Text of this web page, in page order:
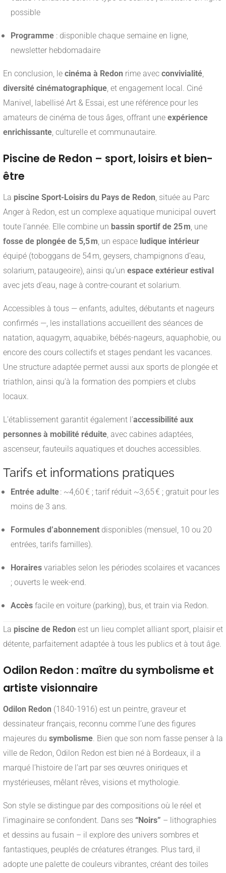
possible
Programme : disponible chaque semaine en ligne,
newsletter hebdomadaire
En conclusion, le cinéma à Redon rime avec convivialité,
diversité cinématographique, et engagement local. Ciné
Manivel, labellisé Art & Essai, est une référence pour les
amateurs de cinéma de tous âges, offrant une expérience
enrichissante, culturelle et communautaire.
Piscine de Redon – sport, loisirs et bien-
être
La piscine Sport-Loisirs du Pays de Redon, située au Parc
Anger à Redon, est un complexe aquatique municipal ouvert
toute l’année. Elle combine un bassin sportif de 25 m, une
fosse de plongée de 5,5 m, un espace ludique intérieur
équipé (toboggans de 54 m, geysers, champignons d’eau,
solarium, pataugeoire), ainsi qu’un espace extérieur estival
avec jets d’eau, nage à contre-courant et solarium.
Accessibles à tous — enfants, adultes, débutants et nageurs
confirmés —, les installations accueillent des séances de
natation, aquagym, aquabike, bébés-nageurs, aquaphobie, ou
encore des cours collectifs et stages pendant les vacances.
Une structure adaptée permet aussi aux sports de plongée et
triathlon, ainsi qu’à la formation des pompiers et clubs
locaux.
L’établissement garantit également l’accessibilité aux
personnes à mobilité réduite, avec cabines adaptées,
ascenseur, fauteuils aquatiques et douches accessibles.
Tarifs et informations pratiques
Entrée adulte: ~4,60 € ; tarif réduit ~3,65 € ; gratuit pour les
moins de 3 ans.
Formules d’abonnement disponibles (mensuel, 10 ou 20
entrées, tarifs familles).
Horaires variables selon les périodes scolaires et vacances
; ouverts le week-end.
Accès facile en voiture (parking), bus, et train via Redon.
La piscine de Redon est un lieu complet alliant sport, plaisir et
détente, parfaitement adaptée à tous les publics et à tout âge.
Odilon Redon : maître du symbolisme et
artiste visionnaire
Odilon Redon (1840-1916) est un peintre, graveur et
dessinateur français, reconnu comme l’une des figures
majeures du symbolisme. Bien que son nom fasse penser à la
ville de Redon, Odilon Redon est bien né à Bordeaux, il a
marqué l’histoire de l’art par ses œuvres oniriques et
mystérieuses, mêlant rêves, visions et mythologie.
Son style se distingue par des compositions où le réel et
l’imaginaire se confondent. Dans ses “Noirs” – lithographies
et dessins au fusain – il explore des univers sombres et
fantastiques, peuplés de créatures étranges. Plus tard, il
adopte une palette de couleurs vibrantes, créant des toiles